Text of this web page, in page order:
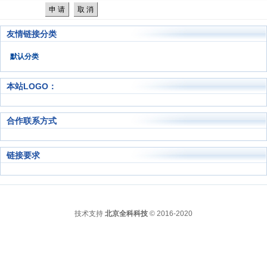
友情链接分类
默认分类
本站LOGO：
合作联系方式
链接要求
技术支持 北京全科科技 © 2016-2020